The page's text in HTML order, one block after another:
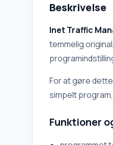
Beskrivelse
Inet Traffic
temmelig
For at gøre
simpelt
Funktioner